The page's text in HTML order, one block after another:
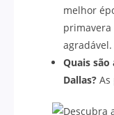
melhor
primavera
agradável.
Quais
Dallas? As